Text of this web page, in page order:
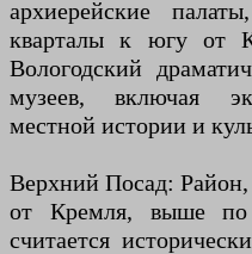
архиерейские
кварталы к югу от
Вологодский
музеев, включая
местной истории и
Верхний Посад:
от Кремля, выше по
считается